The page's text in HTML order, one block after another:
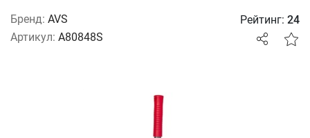
Бренд: AVS
Артикул: A80848S
Рейтинг: 24